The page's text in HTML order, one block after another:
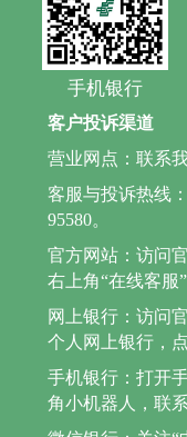
手机银行
客户投诉渠道
营业网点：联系
客服与投诉热线
95580。
官方网站：访问
右上角“在线客服”
网上银行：访问
个人网上银行，
手机银行：打开
角小机器人，联